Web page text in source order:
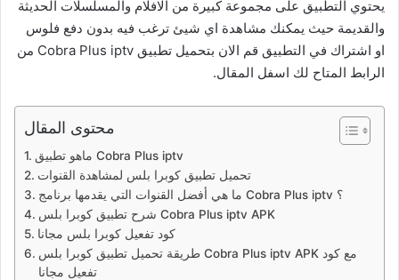
يحتوي التطبيق على مجموعة كبيرة من الافلام والمسلسلات الحديثة
والقديمة حيث يمكنك مشاهدة اي شيئ ترغب فيه بدون دفع فلوس
او اشتراك في التطبيق قم الان بتحميل تطبيق Cobra Plus iptv من
الرابط المتاح لك اسفل المقال.
محتوى المقال
ماهو تطبيق Cobra Plus iptv
تحميل تطبيق كوبرا بلس لمشاهدة القنوات
ما هي أفضل القنوات التي يقدمها برنامج Cobra Plus iptv ؟
شرح تطبيق كوبرا بلس Cobra Plus iptv APK
كود تفعيل كوبرا بلس مجانا
طريقة تحميل تطبيق كوبرا بلس Cobra Plus iptv APK مع كود
تفعيل مجانا